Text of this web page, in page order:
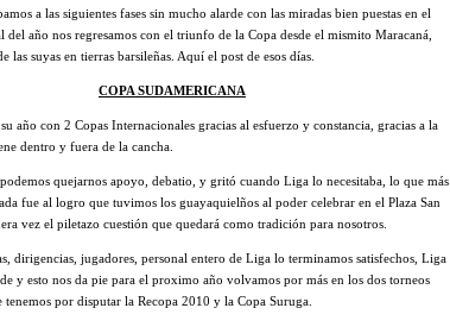
a las siguientes fases sin mucho alarde con las miradas bien puestas en el
año nos regresamos con el triunfo de la Copa desde el mismito Maracaná,
las suyas en tierras barsileñas. Aquí el post de esos días.
COPA SUDAMERICANA
año con 2 Copas Internacionales gracias al esfuerzo y constancia, gracias a la
dentro y fuera de la cancha.
quejarnos apoyo, debatio, y gritó cuando Liga lo necesitaba, lo que más
fue al logro que tuvimos los guayaquielños al poder celebrar en el Plaza San
vez el piletazo cuestión que quedará como tradición para nosotros.
dirigencias, jugadores, personal entero de Liga lo terminamos satisfechos, Liga
y esto nos da pie para el proximo año volvamos por más en los dos torneos
tenemos por disputar la Recopa 2010 y la Copa Suruga.